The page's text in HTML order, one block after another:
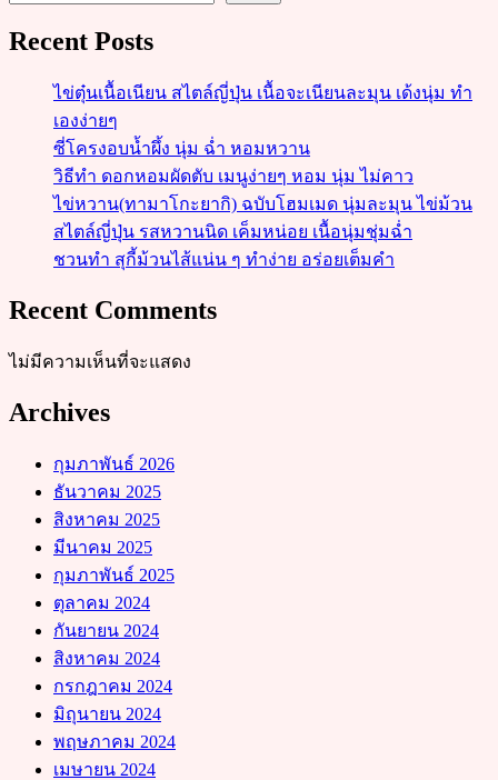
Recent Posts
ไข่ตุ๋นเนื้อเนียน สไตล์ญี่ปุ่น เนื้อจะเนียนละมุน เด้งนุ่ม ทำ
เองง่ายๆ
ซี่โครงอบน้ำผึ้ง นุ่ม ฉ่ำ หอมหวาน
วิธีทำ ดอกหอมผัดตับ เมนูง่ายๆ หอม นุ่ม ไม่คาว
ไข่หวาน(ทามาโกะยากิ) ฉบับโฮมเมด นุ่มละมุน ไข่ม้วน
สไตล์ญี่ปุ่น รสหวานนิด เค็มหน่อย เนื้อนุ่มชุ่มฉ่ำ
ชวนทำ สุกี้ม้วนไส้แน่น ๆ ทำง่าย อร่อยเต็มคำ
Recent Comments
ไม่มีความเห็นที่จะแสดง
Archives
กุมภาพันธ์ 2026
ธันวาคม 2025
สิงหาคม 2025
มีนาคม 2025
กุมภาพันธ์ 2025
ตุลาคม 2024
กันยายน 2024
สิงหาคม 2024
กรกฎาคม 2024
มิถุนายน 2024
พฤษภาคม 2024
เมษายน 2024